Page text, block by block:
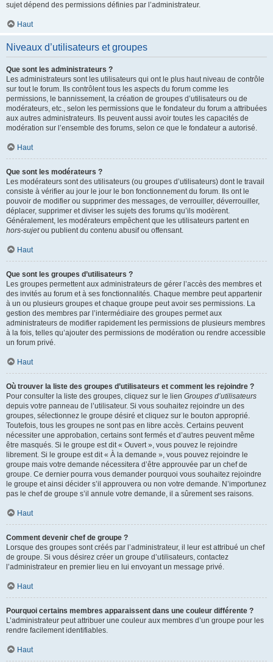
sujet dépend des permissions définies par l’administrateur.
Haut
Niveaux d’utilisateurs et groupes
Que sont les administrateurs ?
Les administrateurs sont les utilisateurs qui ont le plus haut niveau de contrôle
sur tout le forum. Ils contrôlent tous les aspects du forum comme les
permissions, le bannissement, la création de groupes d’utilisateurs ou de
modérateurs, etc., selon les permissions que le fondateur du forum a attribuées
aux autres administrateurs. Ils peuvent aussi avoir toutes les capacités de
modération sur l’ensemble des forums, selon ce que le fondateur a autorisé.
Haut
Que sont les modérateurs ?
Les modérateurs sont des utilisateurs (ou groupes d’utilisateurs) dont le travail
consiste à vérifier au jour le jour le bon fonctionnement du forum. Ils ont le
pouvoir de modifier ou supprimer des messages, de verrouiller, déverrouiller,
déplacer, supprimer et diviser les sujets des forums qu’ils modèrent.
Généralement, les modérateurs empêchent que les utilisateurs partent en
hors-sujetou publient du contenu abusif ou offensant.
Haut
Que sont les groupes d’utilisateurs ?
Les groupes permettent aux administrateurs de gérer l’accès des membres et
des invités au forum et à ses fonctionnalités. Chaque membre peut appartenir
à un ou plusieurs groupes et chaque groupe peut avoir ses permissions. La
gestion des membres par l’intermédiaire des groupes permet aux
administrateurs de modifier rapidement les permissions de plusieurs membres
à la fois, telles qu’ajouter des permissions de modération ou rendre accessible
un forum privé.
Haut
Où trouver la liste des groupes d’utilisateurs et comment les rejoindre ?
Pour consulter la liste des groupes, cliquez sur le lien Groupes d’utilisateurs
depuis votre panneau de l’utilisateur. Si vous souhaitez rejoindre un des
groupes, sélectionnez le groupe désiré et cliquez sur le bouton approprié.
Toutefois, tous les groupes ne sont pas en libre accès. Certains peuvent
nécessiter une approbation, certains sont fermés et d’autres peuvent même
être masqués. Si le groupe est dit « Ouvert », vous pouvez le rejoindre
librement. Si le groupe est dit « À la demande », vous pouvez rejoindre le
groupe mais votre demande nécessitera d’être approuvée par un chef de
groupe. Ce dernier pourra vous demander pourquoi vous souhaitez rejoindre
le groupe et ainsi décider s’il approuvera ou non votre demande. N’importunez
pas le chef de groupe s’il annule votre demande, il a sûrement ses raisons.
Haut
Comment devenir chef de groupe ?
Lorsque des groupes sont créés par l’administrateur, il leur est attribué un chef
de groupe. Si vous désirez créer un groupe d’utilisateurs, contactez
l’administrateur en premier lieu en lui envoyant un message privé.
Haut
Pourquoi certains membres apparaissent dans une couleur différente ?
L’administrateur peut attribuer une couleur aux membres d’un groupe pour les
rendre facilement identifiables.
Haut